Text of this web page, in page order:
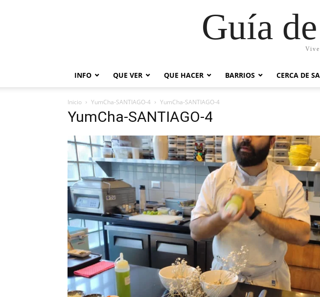
Guía
INFO QUE VER QUE HACER BARRIOS CERCA DE
Inicio YumCha-SANTIAGO-4 YumCha-SANTIAGO-4
YumCha-SANTIAGO-4